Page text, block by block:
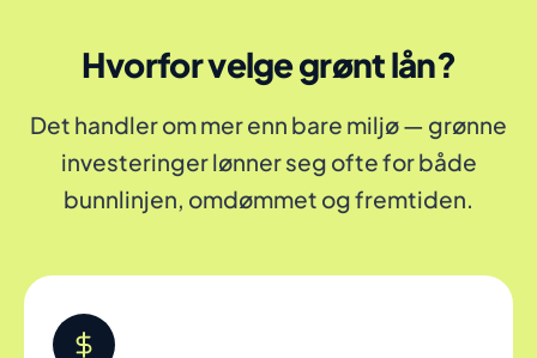
Hvorfor velge grønt lån?
Det handler om mer enn bare miljø — grønne
investeringer lønner seg ofte for både
bunnlinjen, omdømmet og fremtiden.